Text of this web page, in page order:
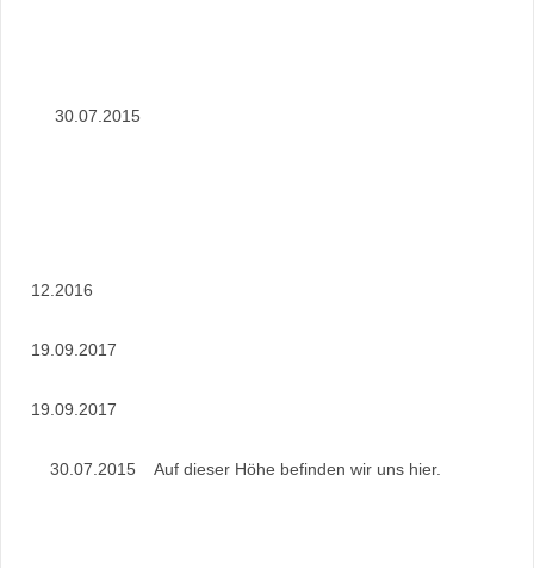
30.07.2015
12.2016
19.09.2017
19.09.2017
30.07.2015 Auf dieser Höhe befinden wir uns hier.